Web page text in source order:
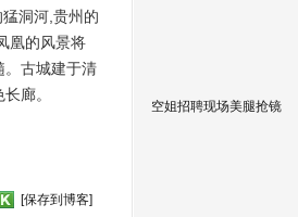
洞河,贵州的
凰的风景将
。古城建于清
廊。
[保存到博客]
空姐招聘现场美腿抢镜